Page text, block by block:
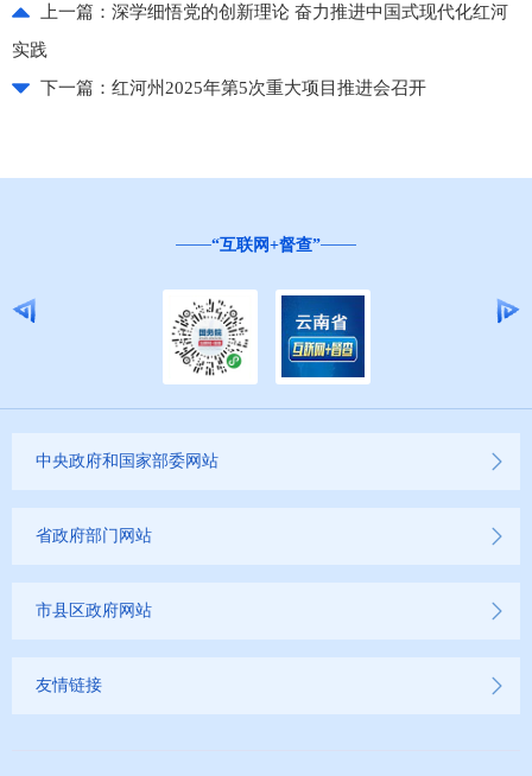
上一篇： 深学细悟党的创新理论 奋力推进中国式现代化红河
实践
下一篇： 红河州2025年第5次重大项目推进会召开
“互联网+督查”
中央政府和国家部委网站
省政府部门网站
市县区政府网站
友情链接